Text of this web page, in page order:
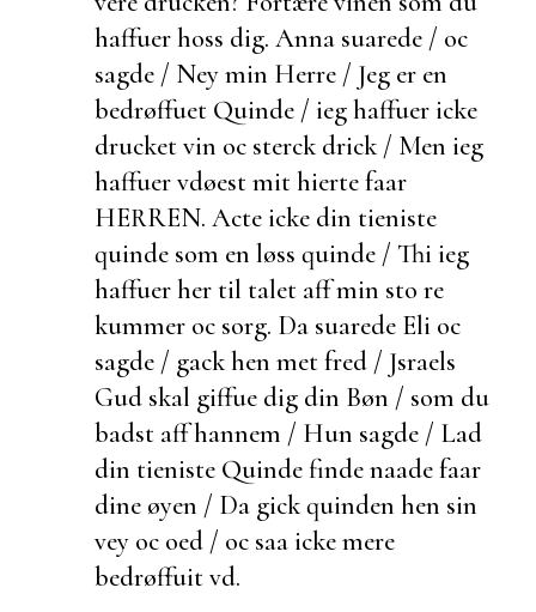
haffuer hoss dig. Anna suarede / oc
sagde / Ney min Herre / Jeg er en
bedrøffuet Quinde / ieg haffuer icke
drucket vin oc sterck drick / Men ieg
haffuer vdøest mit hierte faar
HERREN. Acte icke din tieniste
quinde som en løss quinde / Thi ieg
haffuer her til talet aff min sto re
kummer oc sorg. Da suarede Eli oc
sagde / gack hen met fred / Jsraels
Gud skal giffue dig din Bøn / som du
badst aff hannem / Hun sagde / Lad
din tieniste Quinde finde naade faar
dine øyen / Da gick quinden hen sin
vey oc oed / oc saa icke mere
bedrøffuit vd.